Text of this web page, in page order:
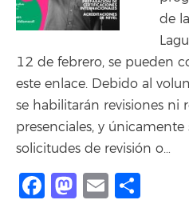
de
12 de febrero, se pueden
este enlace. Debido al
se habilitarán revisiones ni
presenciales, y
solicitudes de revisión o…
Facebook
Mastodon
Email